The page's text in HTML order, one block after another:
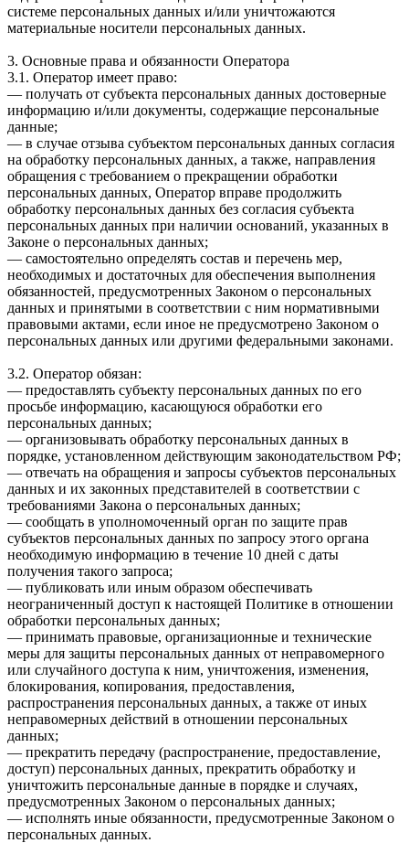
системе персональных данных и/или уничтожаются
материальные носители персональных данных.
3. Основные права и обязанности Оператора
3.1. Оператор имеет право:
— получать от субъекта персональных данных достоверные
информацию и/или документы, содержащие персональные
данные;
— в случае отзыва субъектом персональных данных согласия
на обработку персональных данных, а также, направления
обращения с требованием о прекращении обработки
персональных данных, Оператор вправе продолжить
обработку персональных данных без согласия субъекта
персональных данных при наличии оснований, указанных в
Законе о персональных данных;
— самостоятельно определять состав и перечень мер,
необходимых и достаточных для обеспечения выполнения
обязанностей, предусмотренных Законом о персональных
данных и принятыми в соответствии с ним нормативными
правовыми актами, если иное не предусмотрено Законом о
персональных данных или другими федеральными законами.
3.2. Оператор обязан:
— предоставлять субъекту персональных данных по его
просьбе информацию, касающуюся обработки его
персональных данных;
— организовывать обработку персональных данных в
порядке, установленном действующим законодательством РФ;
— отвечать на обращения и запросы субъектов персональных
данных и их законных представителей в соответствии с
требованиями Закона о персональных данных;
— сообщать в уполномоченный орган по защите прав
субъектов персональных данных по запросу этого органа
необходимую информацию в течение 10 дней с даты
получения такого запроса;
— публиковать или иным образом обеспечивать
неограниченный доступ к настоящей Политике в отношении
обработки персональных данных;
— принимать правовые, организационные и технические
меры для защиты персональных данных от неправомерного
или случайного доступа к ним, уничтожения, изменения,
блокирования, копирования, предоставления,
распространения персональных данных, а также от иных
неправомерных действий в отношении персональных
данных;
— прекратить передачу (распространение, предоставление,
доступ) персональных данных, прекратить обработку и
уничтожить персональные данные в порядке и случаях,
предусмотренных Законом о персональных данных;
— исполнять иные обязанности, предусмотренные Законом о
персональных данных.